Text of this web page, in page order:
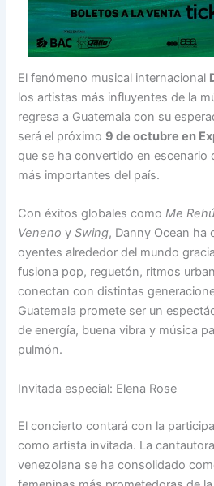
El fenómeno musical internacional
los artistas más influyentes de la
regresa a Guatemala con su
será el próximo 9 de octubre en
que se ha convertido en escenario
más importantes del país.
Con éxitos globales comoMe
Veneno ySwing, Danny Ocean ha
oyentes alrededor del mundo
fusiona pop, reguetón, ritmos
conectan con distintas
Guatemala promete ser un
de energía, buena vibra y música
pulmón.
Invitada especial: Elena Rose
El concierto contará con la
como artista invitada. La
venezolana se ha consolidado